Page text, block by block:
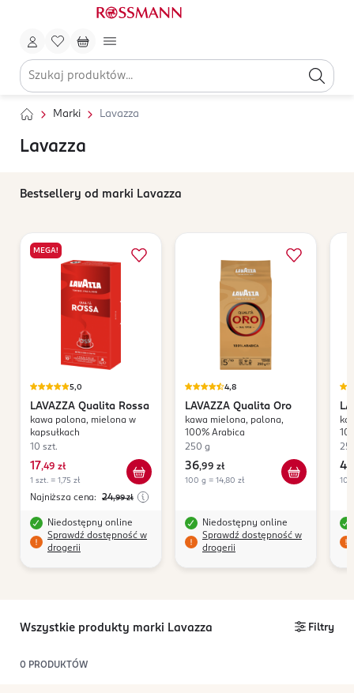
Marki Lavazza
Lavazza
Bestsellery od marki Lavazza
MEGA!
5,0
LAVAZZA Qualita Rossa
kawa palona, mielona w
kapsułkach
10 szt.
17,49 zł
1 szt. = 1,75 zł
Najniższa cena: 24,99 zł
Niedostępny online
Sprawdź dostępność w
drogerii
4,8
LAVAZZA Qualita Oro
kawa mielona, palona,
100% Arabica
250 g
36,99 zł
100 g = 14,80 zł
Niedostępny online
Sprawdź dostępność w
drogerii
43
100
Wszystkie produkty marki Lavazza Filtry
0 PRODUKTÓW